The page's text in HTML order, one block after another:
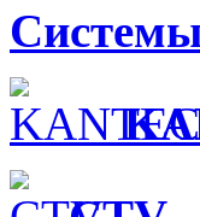
Системы